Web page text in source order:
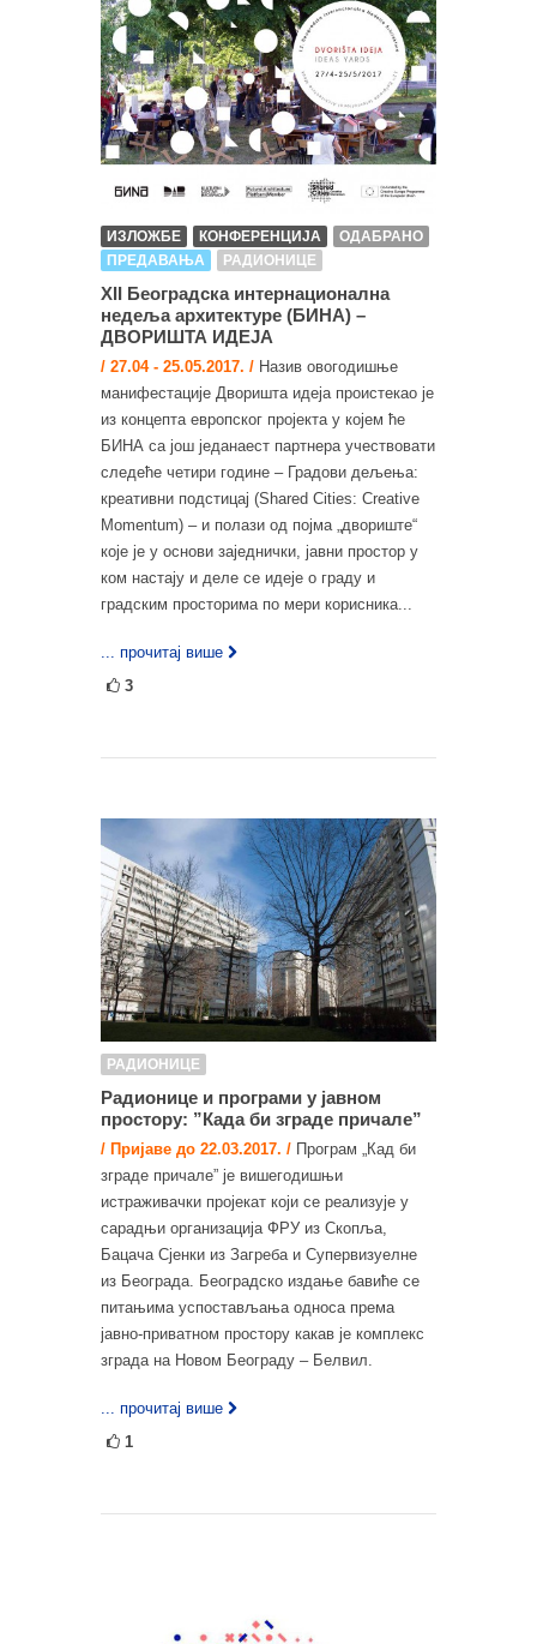
ИЗЛОЖБЕ КОНФЕРЕНЦИЈА
ОДАБРАНО
ПРЕДАВАЊА
РАДИОНИЦЕ
XII Београдска интернационална
недеља архитектуре (БИНА) –
ДВОРИШТА ИДЕЈА
/ 27.04 - 25.05.2017. / Назив овогодишње
манифестације Дворишта идеја проистекао је
из концепта европског пројекта у којем ће
БИНА са још једанаест партнера учествовати
следеће четири године – Градови дељења:
креативни подстицај (Shared Cities: Creative
Momentum) – и полази од појма „двориште“
које је у основи заједнички, јавни простор у
ком настају и деле се идеје о граду и
градским просторима по мери корисника...
... прочитај више
3
РАДИОНИЦЕ
Радионице и програми у јавном
простору: ”Када би зграде причале”
/ Пријаве до 22.03.2017. / Програм „Кад би
зграде причале” је вишегодишњи
истраживачки пројекат који се реализује у
сарадњи организација ФРУ из Скопља,
Бацача Сјенки из Загреба и Супервизуелне
из Београда. Београдско издање бавиће се
питањима успостављања односа према
јавно-приватном простору какав је комплекс
зграда на Новом Београду – Белвил.
... прочитај више
1